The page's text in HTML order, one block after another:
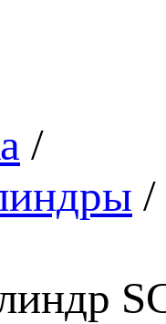
/
/